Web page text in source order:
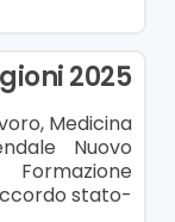
2025
Medicina
Nuovo
stato-